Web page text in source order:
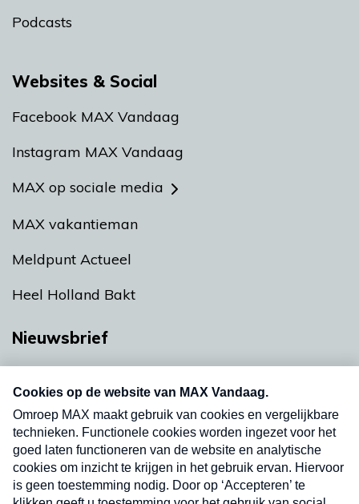
Podcasts
Websites & Social
Facebook MAX Vandaag
Instagram MAX Vandaag
MAX op sociale media
MAX vakantieman
Meldpunt Actueel
Heel Holland Bakt
Nieuwsbrief
nieuwsbrief. Elke vrijdag- en dinsdagochtend in
uw mailbox.
Verzend